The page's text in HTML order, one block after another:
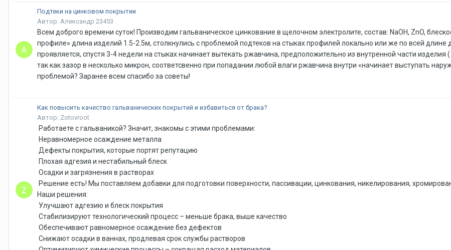
Подтеки на цинковом покрытии
Автор: Александр 23453
Всем доброго времени суток! Производим гальваническое цинкование в щелочном электролите, состав: NaOH, ZnO,
профиле» длина изделий 1.5-2.5м, столкнулись с проблемой подтеков на стыках профилей локально или же по всей длине
проявляется, спустя 3-4 недели на стыках начинает вытекать ржавчина, предположительно из внутренной части
так как зазор в несколько микрон, соответсвенно при попадании любой влаги ржавчина внутри «начинает выступать
проблемой? Заранее всем спасибо за советы!
Как повысить качество гальванических покрытий и избавиться от брака?
Автор: Zotovroot
Работаете с гальваникой? Значит, знакомы с этими проблемами:
Неравномерное осаждение металла
Дефекты покрытия, которые портят репутацию
Плохая адгезия и нестабильный блеск
Осадки и загрязнения в растворах
Решение есть! Мы поставляем добавки для подготовки поверхности, пассивации, цинкования, никелирования,
Наши решения:
Улучшают адгезию и блеск покрытия
Стабилизируют технологический процесс – меньше брака, выше качество
Обеспечивают равномерное осаждение без дефектов
Снижают осадки в ваннах, продлевая срок службы растворов